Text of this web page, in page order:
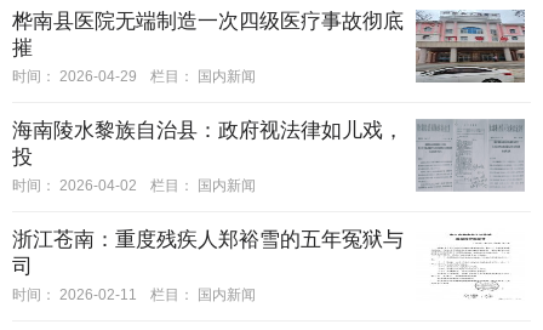
桦南县医院无端制造一次四级医疗事故彻底
摧
时间： 2026-04-29 栏目： 国内新闻
海南陵水黎族自治县：政府视法律如儿戏，
投
时间： 2026-04-02 栏目： 国内新闻
浙江苍南：重度残疾人郑裕雪的五年冤狱与
司
时间： 2026-02-11 栏目： 国内新闻